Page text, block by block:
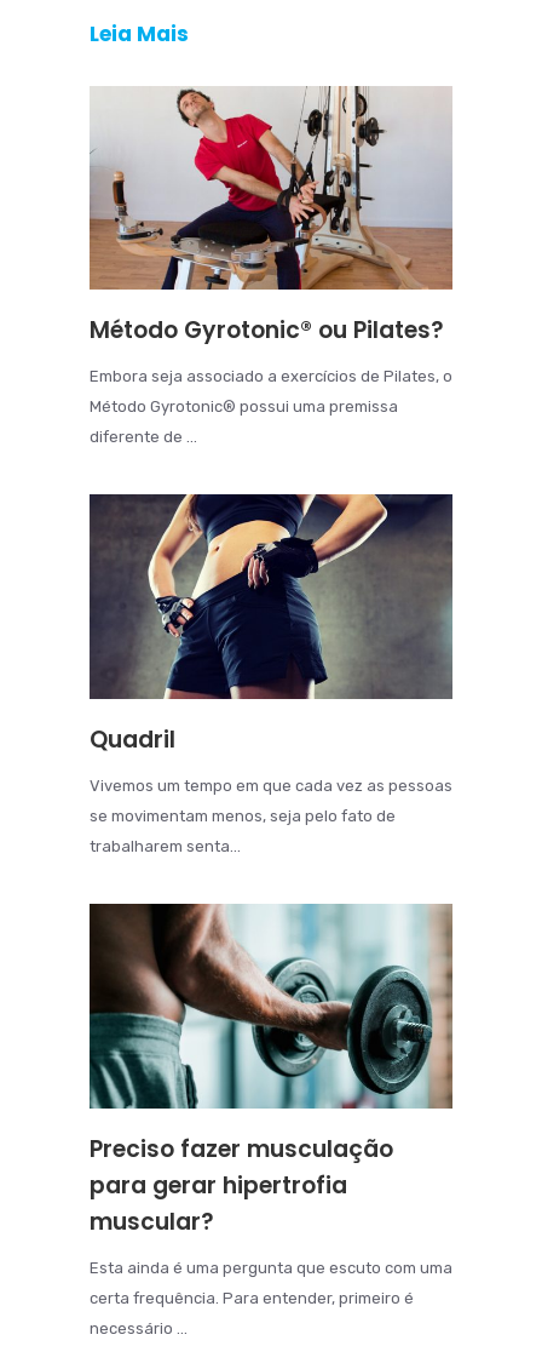
Leia Mais
Método Gyrotonic® ou Pilates?
Embora seja associado a exercícios de Pilates, o
Método Gyrotonic® possui uma premissa
diferente de ...
Quadril
Vivemos um tempo em que cada vez as pessoas
se movimentam menos, seja pelo fato de
trabalharem senta...
Preciso fazer musculação
para gerar hipertrofia
muscular?
Esta ainda é uma pergunta que escuto com uma
certa frequência. Para entender, primeiro é
necessário ...